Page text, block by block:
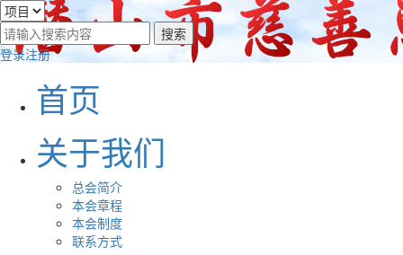
登录注册
首页
关于我们
总会简介
本会章程
本会制度
联系方式